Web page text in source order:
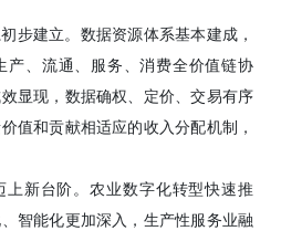
建立。数据资源体系基本建成，
产、流通、服务、消费全价值链协
显现，数据确权、定价、交易有序
值和贡献相适应的收入分配机制，
新台阶。农业数字化转型快速推
智能化更加深入，生产性服务业融